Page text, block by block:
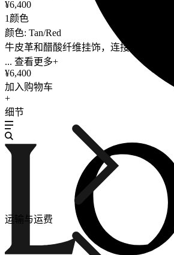
¥6,400
1颜色
颜色: Tan/Red
牛皮革和醋酸纤维挂饰，连接有牛皮革
... 查看更多+
¥6,400
加入购物车
+
细节
运输与运费